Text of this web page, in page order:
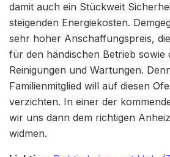
damit auch ein Stückweit
steigenden Energiekosten.
sehr hoher Anschaffungspreis,
für den händischen Betrieb sowie
Reinigungen und Wartungen.
Familienmitglied will auf diesen
verzichten. In einer der
wir uns dann dem richtigen
widmen.